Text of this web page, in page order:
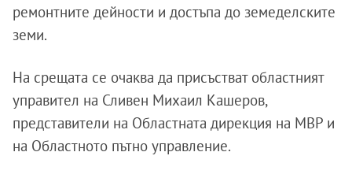
ремонтните дейности и достъпа до земеделските
земи.
На срещата се очаква да присъстват областният
управител на Сливен Михаил Кашеров,
представители на Областната дирекция на МВР и
на Областното пътно управление.